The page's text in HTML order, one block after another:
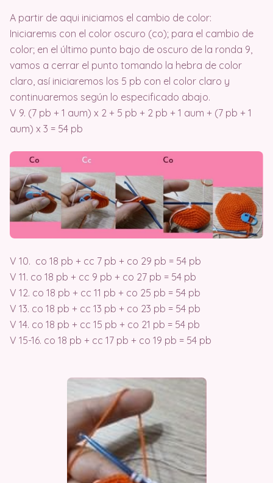
A partir de aqui iniciamos el cambio de color:
Iniciaremıs con el color oscuro (co); para el cambio de
color; en el último punto bajo de oscuro de la ronda 9,
vamos a cerrar el punto tomando la hebra de color
claro, así iniciaremos los 5 pb con el color claro y
continuaremos según lo especificado abajo.
V 9. (7 pb + 1 aum) x 2 + 5 pb + 2 pb + 1 aum + (7 pb + 1
aum) x 3 = 54 pb
V 10. co 18 pb + cc 7 pb + co 29 pb = 54 pb
V 11. co 18 pb + cc 9 pb + co 27 pb = 54 pb
V 12. co 18 pb + cc 11 pb + co 25 pb = 54 pb
V 13. co 18 pb + cc 13 pb + co 23 pb = 54 pb
V 14. co 18 pb + cc 15 pb + co 21 pb = 54 pb
V 15-16. co 18 pb + cc 17 pb + co 19 pb = 54 pb